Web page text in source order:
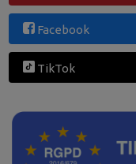
Facebook
TikTok